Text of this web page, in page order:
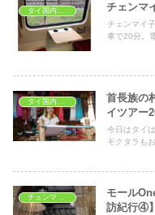
タイ国内旅行 チェンマ
チェンマイ
車で20分。
首長族の
イツアー
今日はタイ
モクタラも
モール
訪紀行④】